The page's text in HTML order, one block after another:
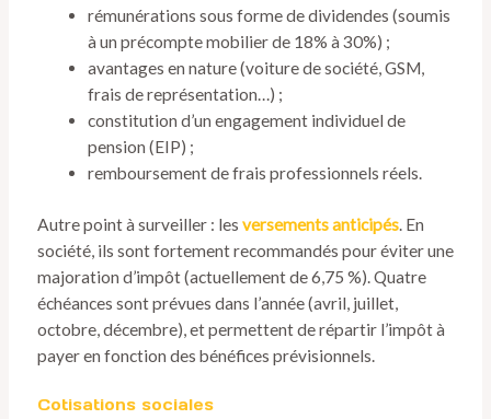
rémunérations sous forme de dividendes (soumis
à un précompte mobilier de 18% à 30%) ;
avantages en nature (voiture de société, GSM,
frais de représentation…) ;
constitution d’un engagement individuel de
pension (EIP) ;
remboursement de frais professionnels réels.
Autre point à surveiller : les versements anticipés. En
société, ils sont fortement recommandés pour éviter une
majoration d’impôt (actuellement de 6,75 %). Quatre
échéances sont prévues dans l’année (avril, juillet,
octobre, décembre), et permettent de répartir l’impôt à
payer en fonction des bénéfices prévisionnels.
Cotisations sociales